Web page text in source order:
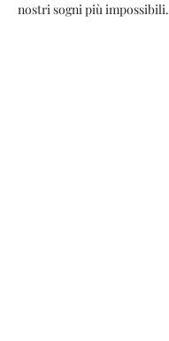
nostri sogni più impossibili.